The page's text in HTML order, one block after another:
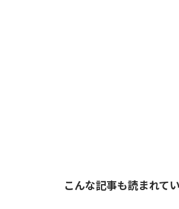
こんな記事も読まれて